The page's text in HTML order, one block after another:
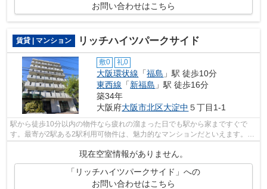
お問い合わせはこちら
賃貸 | マンション リッチハイツパークサイド
敷0 礼0
大阪環状線 「福島 」駅 徒歩10分
東西線 「新福島 」駅 徒歩16分
築34年
大阪府大阪市北区大淀中 ５丁目1-1
駅から徒歩10分以内の物件なら疲れの溜まった日でも駅から家まですぐで
す。最寄が2駅ある2駅利用可物件は、魅力的なマンションだといえます。階
現在空室情報がありません。
「リッチハイツパークサイド」への
お問い合わせはこちら